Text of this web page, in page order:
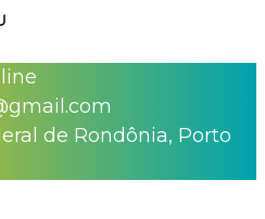
de Rondônia, Porto